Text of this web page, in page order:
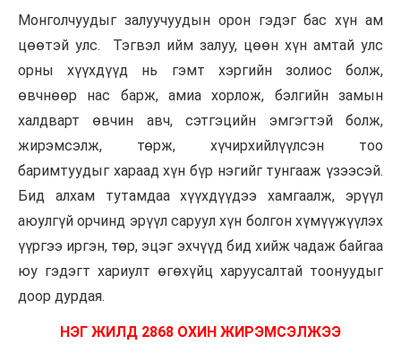
Монголчуудыг залуучуудын орон гэдэг бас хүн ам
цөөтэй улс. Тэгвэл ийм залуу, цөөн хүн амтай улс
орны хүүхдүүд нь гэмт хэргийн золиос болж,
өвчнөөр нас барж, амиа хорлож, бэлгийн замын
халдварт өвчин авч, сэтгэцийн эмгэгтэй болж,
жирэмсэлж, төрж, хүчирхийлүүлсэн тоо
баримтуудыг хараад хүн бүр нэгийг тунгааж үзээсэй.
Бид алхам тутамдаа хүүхдүүдээ хамгаалж, эрүүл
аюулгүй орчинд эрүүл саруул хүн болгон хүмүүжүүлэх
үүргээ иргэн, төр, эцэг эхчүүд бид хийж чадаж байгаа
юу гэдэгт хариулт өгөхүйц харуусалтай тоонуудыг
доор дурдая.
НЭГ ЖИЛД 2868 ОХИН ЖИРЭМСЭЛЖЭЭ